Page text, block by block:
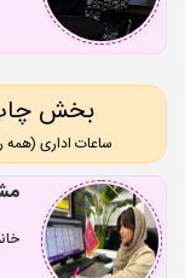
بخش چاپ
ساعات اداری (همه روزه 8 صبح تا 6 عصر، پنج شنبه